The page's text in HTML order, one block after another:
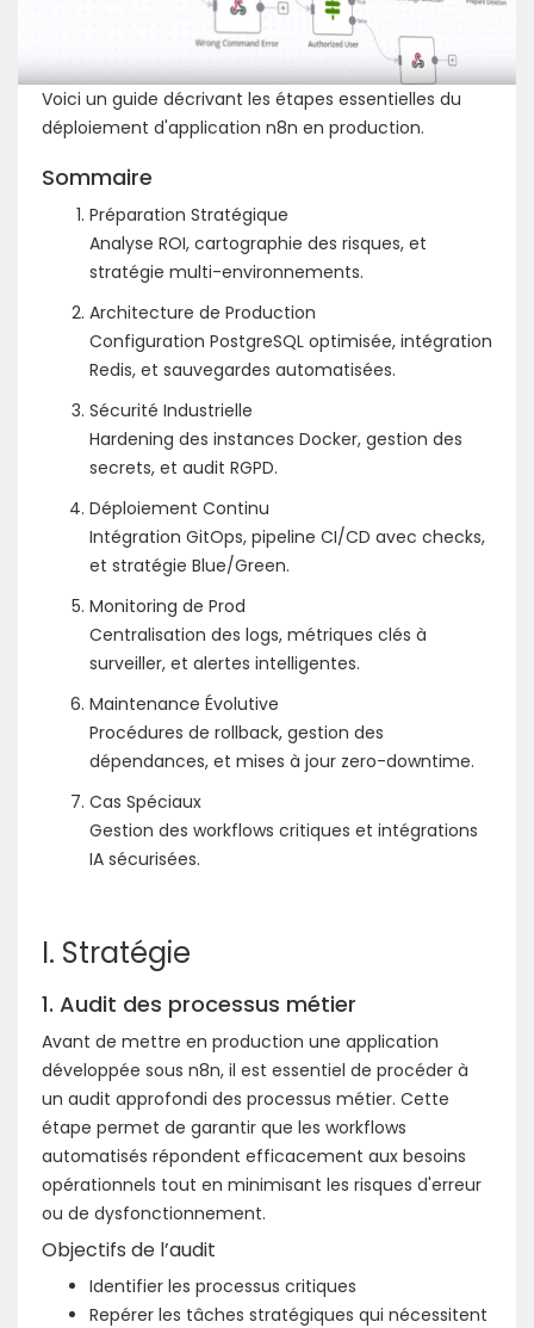
Voici un guide décrivant les étapes essentielles du
déploiement d'application n8n en production.
Sommaire
Préparation Stratégique
Analyse ROI, cartographie des risques, et
stratégie multi-environnements.
Architecture de Production
Configuration PostgreSQL optimisée, intégration
Redis, et sauvegardes automatisées.
Sécurité Industrielle
Hardening des instances Docker, gestion des
secrets, et audit RGPD.
Déploiement Continu
Intégration GitOps, pipeline CI/CD avec checks,
et stratégie Blue/Green.
Monitoring de Prod
Centralisation des logs, métriques clés à
surveiller, et alertes intelligentes.
Maintenance Évolutive
Procédures de rollback, gestion des
dépendances, et mises à jour zero-downtime.
Cas Spéciaux
Gestion des workflows critiques et intégrations
IA sécurisées.
I. Stratégie
1. Audit des processus métier
Avant de mettre en production une application
développée sous n8n, il est essentiel de procéder à
un audit approfondi des processus métier. Cette
étape permet de garantir que les workflows
automatisés répondent efficacement aux besoins
opérationnels tout en minimisant les risques d'erreur
ou de dysfonctionnement.
Objectifs de l’audit
Identifier les processus critiques
Repérer les tâches stratégiques qui nécessitent